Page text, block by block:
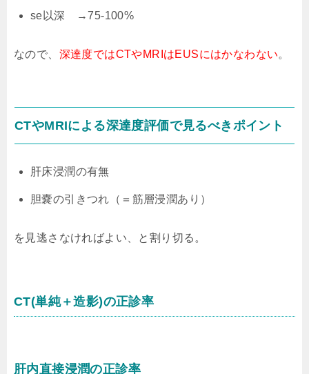
se以深 →75-100%
なので、 深達度ではCTやMRIはEUSにはかなわない。
CTやMRIによる深達度評価で見るべきポイント
肝床浸潤の有無
胆嚢の引きつれ（＝筋層浸潤あり）
を見逃さなければよい、と割り切る。
CT(単純＋造影)の正診率
肝内直接浸潤の正診率